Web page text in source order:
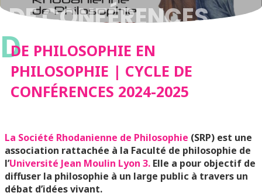
DE CONFÉRENCES
2024-2025
DDE PHILOSOPHIE EN
PHILOSOPHIE | CYCLE DE
CONFÉRENCES 2024-2025
La Société Rhodanienne de Philosophie (SRP) est une
association rattachée à la Faculté de philosophie de
l’Université Jean Moulin Lyon 3. Elle a pour objectif de
diffuser la philosophie à un large public à travers un
débat d’idées vivant.